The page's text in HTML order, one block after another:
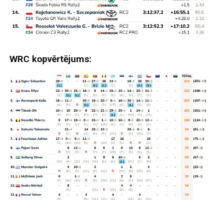
WRC kopvērtējums: